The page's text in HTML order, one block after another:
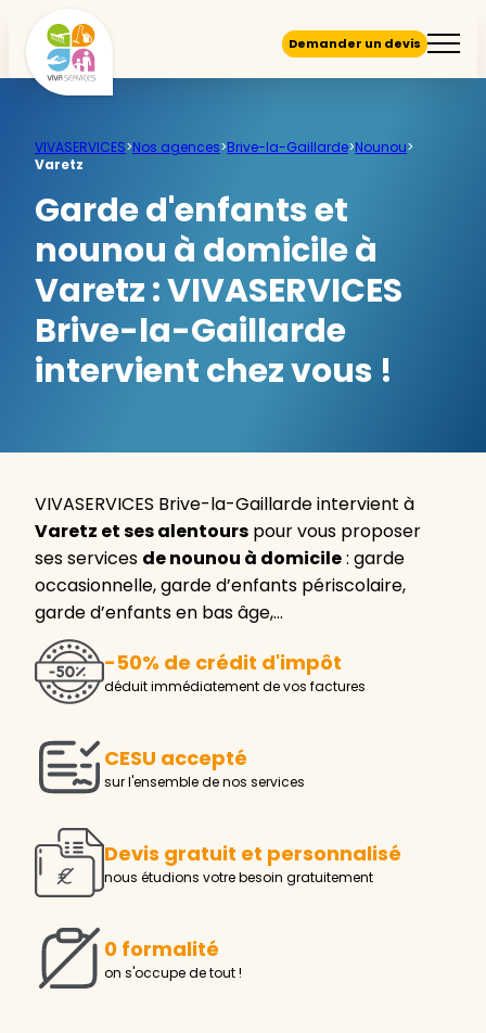
Demander un devis
VIVASERVICES>Nos agences>Brive-la-Gaillarde>Nounou>
Varetz
Garde d'enfants et
nounou à domicile à
Varetz :VIVASERVICES
Brive-la-Gaillarde
intervient chez vous !
VIVASERVICES Brive-la-Gaillarde intervient à
Varetz et ses alentours pour vous proposer
ses services de nounou à domicile: garde
occasionnelle, garde d’enfants périscolaire,
garde d’enfants en bas âge,…
-50% de crédit d'impôt
déduit immédiatement de vos factures
CESU accepté
sur l'ensemble de nos services
Devis gratuit et personnalisé
nous étudions votre besoin gratuitement
0 formalité
on s'occupe de tout !